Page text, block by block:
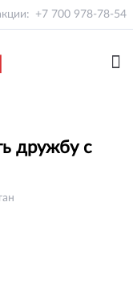
+7 700 978-78-54
дружбу с